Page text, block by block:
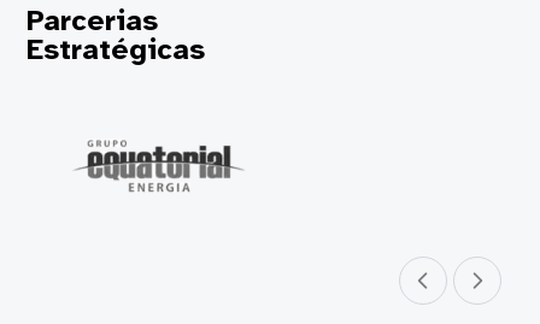
Parcerias
Estratégicas
Parceiro anterior
Próximo